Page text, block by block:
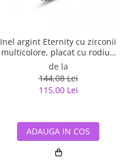
Inel argint Eternity cu zirconii
multicolore, placat cu rodiu -
ITU0229
de la
144,08 Lei
115,00 Lei
ADAUGA IN COS